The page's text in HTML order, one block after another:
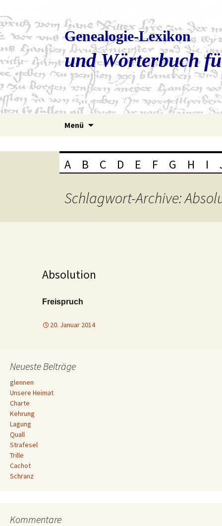
Genealogie-Lexikon
und Wörterbuch
Menü
A B C D E F G H I
Schlagwort-Archive:
Absolution
Freispruch
20. Januar 2014
Neueste Beiträge
glennen
Unsere Heimat
Charte
Kehrung
Lagung
Quall
Strafesel
Trille
Cachot
Schranz
Kommentare